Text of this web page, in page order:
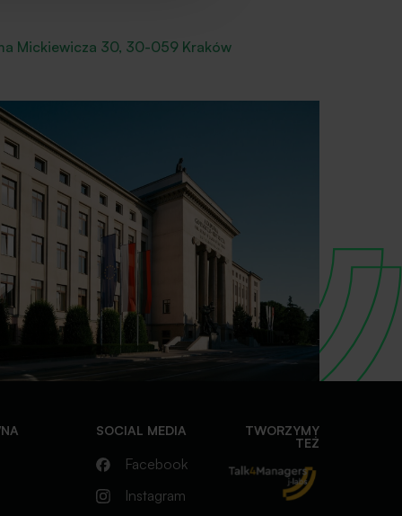
Mickiewicza 30, 30-059 Kraków
SOCIAL MEDIA
Facebook
Instagram
TWORZYMY
TEŻ